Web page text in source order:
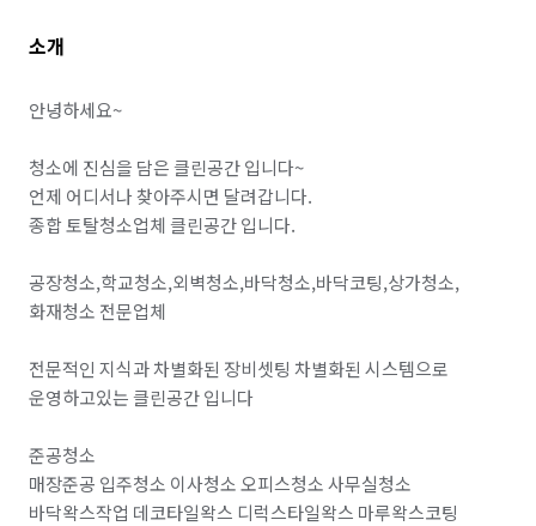
소개
안녕하세요~
청소에 진심을 담은 클린공간 입니다~
언제 어디서나 찾아주시면 달려갑니다.
종합 토탈청소업체 클린공간 입니다.
공장청소,학교청소,외벽청소,바닥청소,바닥코팅,상가청소,
화재청소 전문업체
전문적인 지식과 차별화된 장비셋팅 차별화된 시스템으로
운영하고있는 클린공간 입니다
준공청소
매장준공 입주청소 이사청소 오피스청소 사무실청소
바닥왁스작업 데코타일왁스 디럭스타일왁스 마루왁스코팅